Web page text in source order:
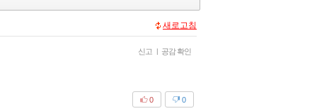
새로고침
신고 | 공감 확인
0
0